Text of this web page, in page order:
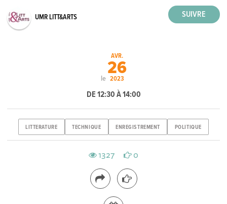
UMR LITT&ARTS
le
AVR.
26
2023
DE 12:30 À 14:00
LITTERATURE TECHNIQUE ENREGISTREMENT POLITIQUE
1327 0